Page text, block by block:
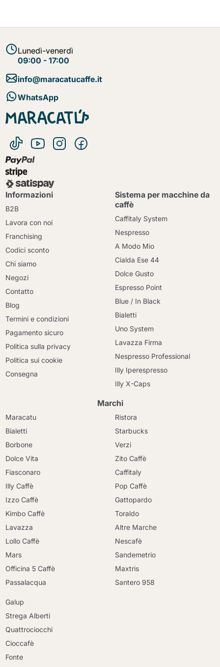
Lunedì-venerdì
09:00 - 17:00
info@maracatucaffe.it
WhatsApp
Informazioni
B2B
Lavora con noi
Franchising
Codici sconto
Chi siamo
Negozi
Contatto
Blog
Termini e condizioni
Pagamento sicuro
Politica sulla privacy
Politica sui cookie
Consegna
Sistema per macchine da
caffè
Caffitaly System
Nespresso
A Modo Mio
Cialda Ese 44
Dolce Gusto
Espresso Point
Blue / In Black
Bialetti
Uno System
Lavazza Firma
Nespresso Professional
Illy Iperespresso
Illy X-Caps
Marchi
Maracatu
Bialetti
Borbone
Dolce Vita
Fiasconaro
Illy Caffè
Izzo Caffè
Kimbo Caffè
Lavazza
Lollo Caffè
Mars
Officina 5 Caffè
Passalacqua
Ristora
Starbucks
Verzi
Zito Caffè
Caffitaly
Pop Caffè
Gattopardo
Toraldo
Altre Marche
Nescafè
Sandemetrio
Maxtris
Santero 958
Galup
Strega Alberti
Quattrociocchi
Cioccafè
Fonte